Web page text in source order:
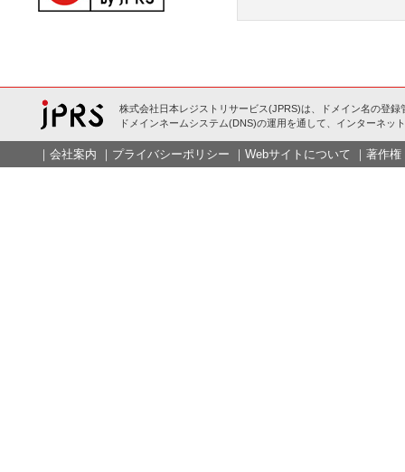
株式会社日本レジストリサービス(JPRS)は、ドメイン名の登録
ドメインネームシステム(DNS)の運用を通して、インターネッ
｜ 会社案内 ｜ プライバシーポリシー ｜ Webサイトについて ｜ 著作権